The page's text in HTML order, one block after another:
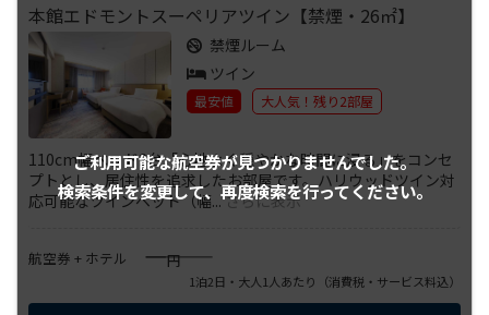
ご利用可能な航空券が見つかりませんでした。
検索条件を変更して、再度検索を行ってください。
本館エドモントスーペリアツイン【禁煙・26㎡】
禁煙ルーム
ツイン
最安値 大人気！残り2部屋
110cm幅ベッド2台「心地よく穏やかな時間に浸る」をコンセ
プトとし、居住性を追求したお部屋です。ハリウッドツイン対
応可能なツインベッド（幅...さらに表示
航空券 + ホテル ――――円
1泊2日・大人1人あたり （消費税・サービス料込）